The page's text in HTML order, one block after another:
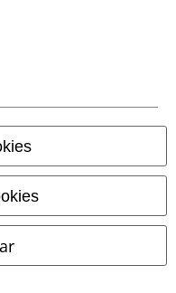
Stock bajo
Camiseta